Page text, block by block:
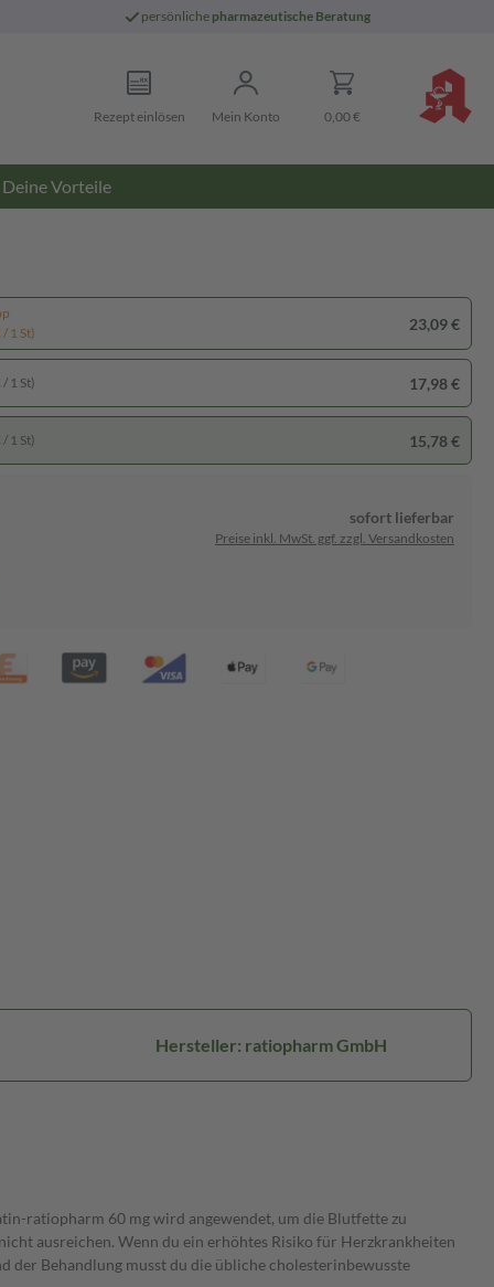
persönliche pharmazeutische Beratung
Rezept einlösen Mein Konto 0,00 €
Deine Vorteile
1 St)
23,09 €
1 St) 17,98 €
1 St) 15,78 €
sofort lieferbar
Preise inkl. MwSt. ggf. zzgl. Versandkosten
Hersteller: ratiopharm GmbH
ratiopharm 60 mg wird angewendet, um die Blutfette zu
ausreichen. Wenn du ein erhöhtes Risiko für Herzkrankheiten
der Behandlung musst du die übliche cholesterinbewusste